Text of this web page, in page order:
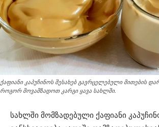
ქაფიანი კაპუჩინოს შესახებ გავრცელებული მითების
როგორ მოვამზადოთ კარგი ყავა სახლში.
სახლში მომზადებული ქაფიანი